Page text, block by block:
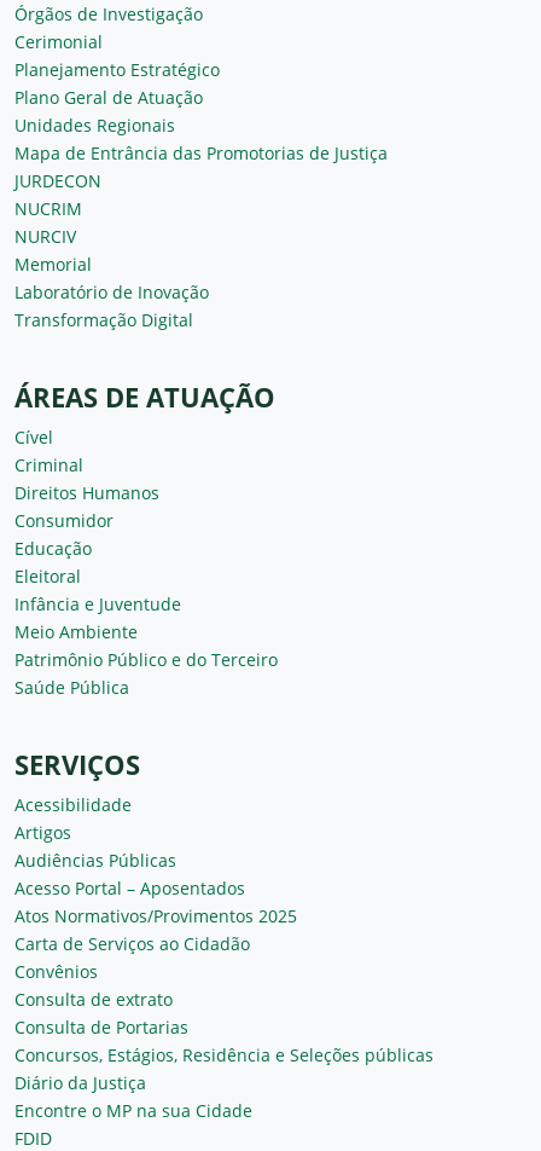
Órgãos de Investigação
Cerimonial
Planejamento Estratégico
Plano Geral de Atuação
Unidades Regionais
Mapa de Entrância das Promotorias de Justiça
JURDECON
NUCRIM
NURCIV
Memorial
Laboratório de Inovação
Transformação Digital
ÁREAS DE ATUAÇÃO
Cível
Criminal
Direitos Humanos
Consumidor
Educação
Eleitoral
Infância e Juventude
Meio Ambiente
Patrimônio Público e do Terceiro
Saúde Pública
SERVIÇOS
Acessibilidade
Artigos
Audiências Públicas
Acesso Portal – Aposentados
Atos Normativos/Provimentos 2025
Carta de Serviços ao Cidadão
Convênios
Consulta de extrato
Consulta de Portarias
Concursos, Estágios, Residência e Seleções públicas
Diário da Justiça
Encontre o MP na sua Cidade
FDID